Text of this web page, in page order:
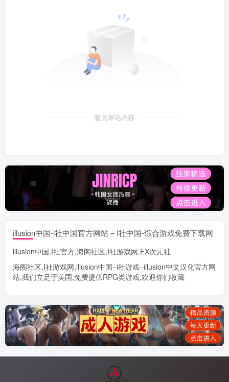
暂无评论内容
illusion中国-i社中国官方网站 – I社中国-综合游戏免费下载网
illusion中国,I社官方,海阁社区,I社游戏网,EX次元社
海阁社区,I社游戏网,illusion中国–i社游戏–illusion中文汉化官方网
站,我们立足于美国,免费提供RPG类游戏,欢迎你们收藏